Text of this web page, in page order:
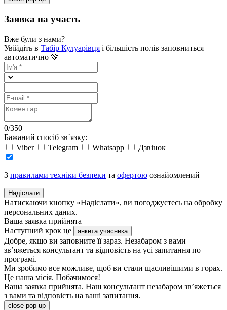
Заявка на участь
Вже були з нами?
Увійдіть в Табір Кулуарівця і більшість полів заповниться
автоматично 💚
0/350
Бажаний спосіб зв`язку:
Viber
Telegram Whatsapp Дзвінок
З правилами техніки безпеки та офертою ознайомлений
Надіслати
Натискаючи кнопку «Надіслати», ви погоджуєтесь на обробку
персональних даних.
Ваша заявка прийнята
Наступний крок це
анкета учасника
Добре, якщо ви заповните її зараз. Незабаром з вами
зв’яжеться консультант та відповість на усі запитання по
програмі.
Ми зробимо все можливе, щоб ви стали щасливішими в горах.
Це наша місія. Побачимося!
Ваша заявка прийнята. Наш консультант незабаром зв’яжеться
з вами та відповість на ваші запитання.
close pop-up